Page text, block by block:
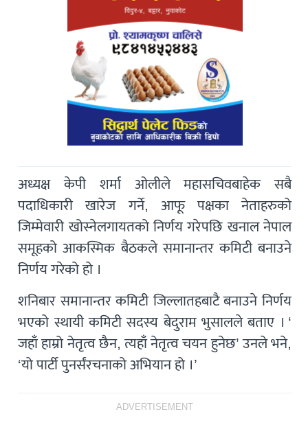
अध्यक्ष केपी शर्मा ओलीले महासचिवबाहेक सबै
पदाधिकारी खारेज गर्ने, आफू पक्षका नेताहरुको
जिम्मेवारी खोस्नेलगायतको निर्णय गरेपछि खनाल नेपाल
समूहको आकस्मिक बैठकले समानान्तर कमिटी बनाउने
निर्णय गरेको हो ।
शनिबार समानान्तर कमिटी जिल्लातहबाटै बनाउने निर्णय
भएको स्थायी कमिटी सदस्य बेदुराम भुसालले बताए । ‘
जहाँ हाम्रो नेतृत्व छैन, त्यहाँ नेतृत्व चयन हुनेछ’ उनले भने,
‘यो पार्टी पुनर्संरचनाको अभियान हो ।’
ADVERTISEMENT